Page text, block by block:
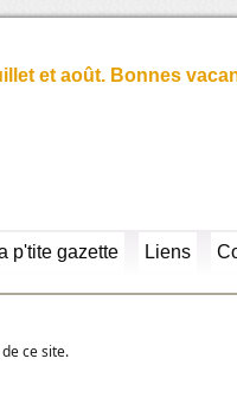
et août. Bonnes
p'tite gazette Liens
ce site.